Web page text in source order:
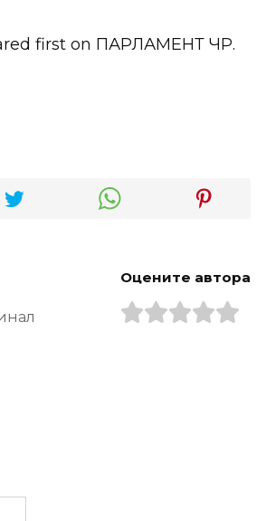
first on ПАРЛАМЕНТ ЧР.
Оцените автора